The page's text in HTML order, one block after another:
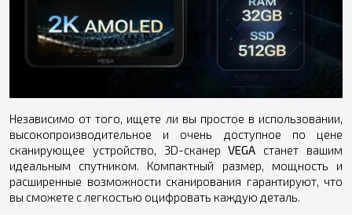
Независимо от того, ищете ли вы простое в использовании,
высокопроизводительное и очень доступное по цене
сканирующее устройство, 3D-сканерVEGA станет вашим
идеальным спутником. Компактный размер, мощность и
расширенные возможности сканирования гарантируют, что
вы сможете с легкостью оцифровать каждую деталь.